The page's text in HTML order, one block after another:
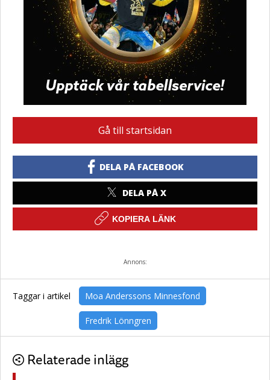
Gå till startsidan
DELA PÅ FACEBOOK
DELA PÅ X
KOPIERA LÄNK
Annons:
Taggar i artikel Moa Anderssons Minnesfond
Fredrik Lönngren
Relaterade inlägg